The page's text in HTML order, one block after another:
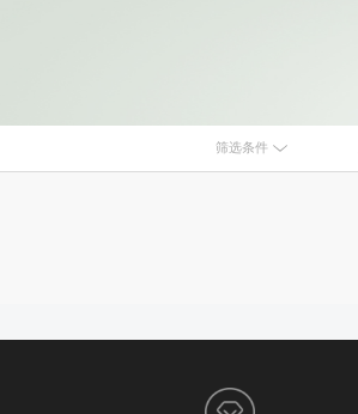
筛选条件